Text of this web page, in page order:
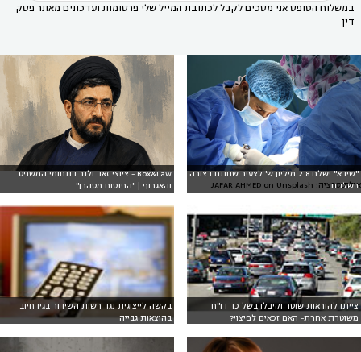
במשלוח הטופס אני מסכים לקבל לכתובת המייל שלי פרסומות ועדכונים מאתר פסק
דין
"שיבא" ישלם 2.8 מיליון ש' לצעיר שנותח בצורה
רשלנית
אילוסטרציה: JAFAR AHMED on Unsplash
Box&Law - ציוצי זאב ולנר בתחומי המשפט
והאגרוף | "הפנטום מטהרן"
צייתו להוראות שוטר וקיבלו בשל כך דו"ח
משוטרת אחרת- האם זכאים לפיצוי?
בקשה לייצוגית נגד רשות השידור בגין חיוב
בהוצאות גבייה